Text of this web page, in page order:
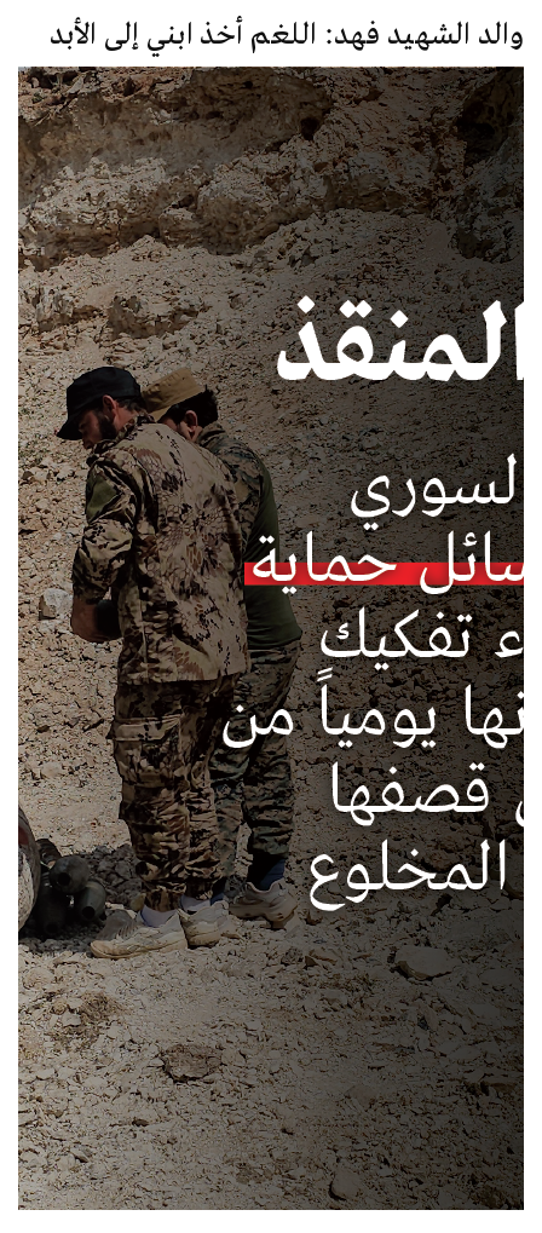
والد الشهيد فهد: اللغم أخذ ابني إلى الأبد